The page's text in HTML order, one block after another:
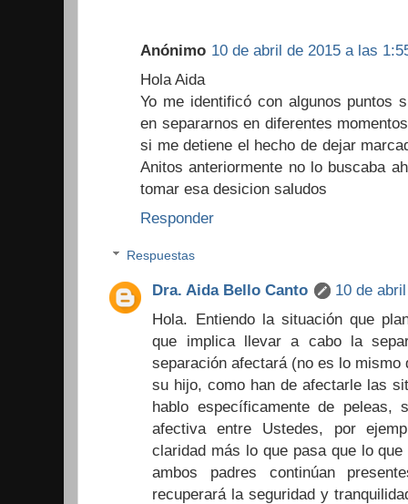
Anónimo 10 de abril de 2015 a las
Hola Aida
Yo me identificó con algunos puntos
en separarnos en diferentes
si me detiene el hecho de dejar
Anitos anteriormente no lo buscaba
tomar esa desicion saludos
Responder
Respuestas
Dra. Aida Bello Canto
10 de
Hola. Entiendo la situación que
que implica llevar a cabo la
separación afectará (no es lo
su hijo, como han de afectarle las
hablo específicamente de peleas,
afectiva entre Ustedes, por
claridad más lo que pasa que lo
ambos padres continúan
recuperará la seguridad y